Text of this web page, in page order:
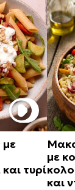
με
τυρί
με
και